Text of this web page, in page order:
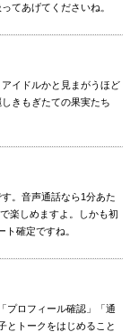
てあげてくださいね。
イドルかと見まがうほど
きもぎたての果実たち
。音声通話なら1分あた
楽しめますよ。しかも初
確定ですね。
プロフィール確認」「通
とトークをはじめること